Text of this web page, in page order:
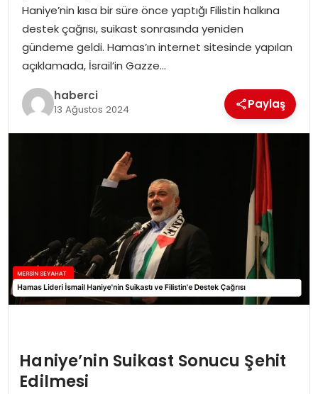
Haniye’nin kısa bir süre önce yaptığı Filistin halkına
destek çağrısı, suikast sonrasında yeniden
gündeme geldi. Hamas’ın internet sitesinde yapılan
açıklamada, İsrail’in Gazze…
haberci
13 Ağustos 2024 Paylaş
Haniye’nin Suikast Sonucu Şehit
Edilmesi